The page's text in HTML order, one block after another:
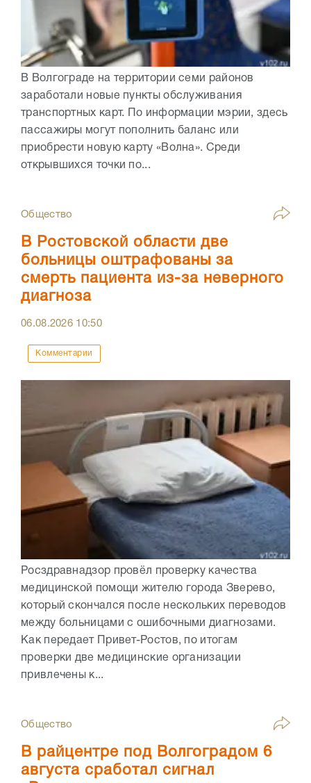
В Волгограде на территории семи районов
заработали новые пункты обслуживания
транспортных карт. По информации мэрии, здесь
пассажиры могут пополнить баланс или
приобрести новую карту «Волна». Среди
открывшихся точки по...
Общество
В Ростовской области две
больницы оштрафованы за
смерть пациента из-за неверного
диагноза
06.08.2026 10:50
Комментарии
Росздравнадзор провёл проверку качества
медицинской помощи жителю города Зверево,
который скончался после нескольких переводов
между больницами с ошибочными диагнозами.
Как передает Привет-Ростов, по итогам
проверки две медицинские организации
привлечены к...
Общество
В райцентре под Волгоградом 6
августа сработал сигнал